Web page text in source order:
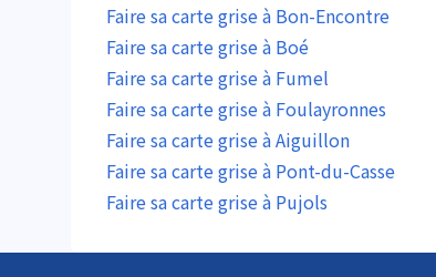
Faire sa carte grise à Bon-Encontre
Faire sa carte grise à Boé
Faire sa carte grise à Fumel
Faire sa carte grise à Foulayronnes
Faire sa carte grise à Aiguillon
Faire sa carte grise à Pont-du-Casse
Faire sa carte grise à Pujols